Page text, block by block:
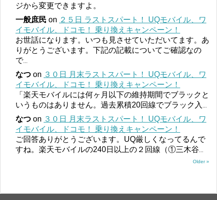
ジから変更できますよ。
一般庶民 on ２５日 ラストスパート！ UQモバイル、ワ
イモバイル、ドコモ！ 乗り換えキャンペーン！
お世話になります。いつも見させていただいてます。あ
りがとうございます。下記の記載についてご確認なの
で...
なつ on ３０日 月末ラストスパート！ UQモバイル、ワ
イモバイル、ドコモ！ 乗り換えキャンペーン！
「楽天モバイルには何ヶ月以下の維持期間でブラックと
いうものはありません。過去累積20回線でブラック入
なつ on ３０日 月末ラストスパート！ UQモバイル、ワ
イモバイル、ドコモ！ 乗り換えキャンペーン！
ご回答ありがとうございます。UQ厳しくなってるんで
すね。楽天モバイルの240日以上の２回線（①三木谷
Older »